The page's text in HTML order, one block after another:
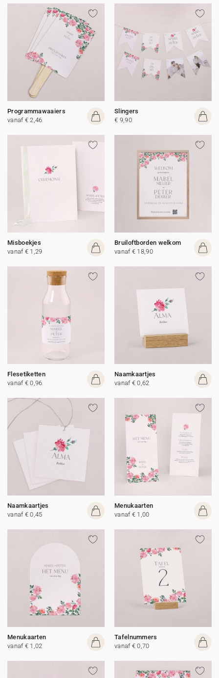
Programmawaaiers
vanaf € 2,46
Slingers
€ 9,90
Misboekjes
vanaf € 1,29
Bruiloftborden welkom
vanaf € 18,90
Flesetiketten
vanaf € 0,96
Naamkaartjes
vanaf € 0,62
Naamkaartjes
vanaf € 0,45
Menukaarten
vanaf € 1,00
Menukaarten
vanaf € 1,02
Tafelnummers
vanaf € 0,70